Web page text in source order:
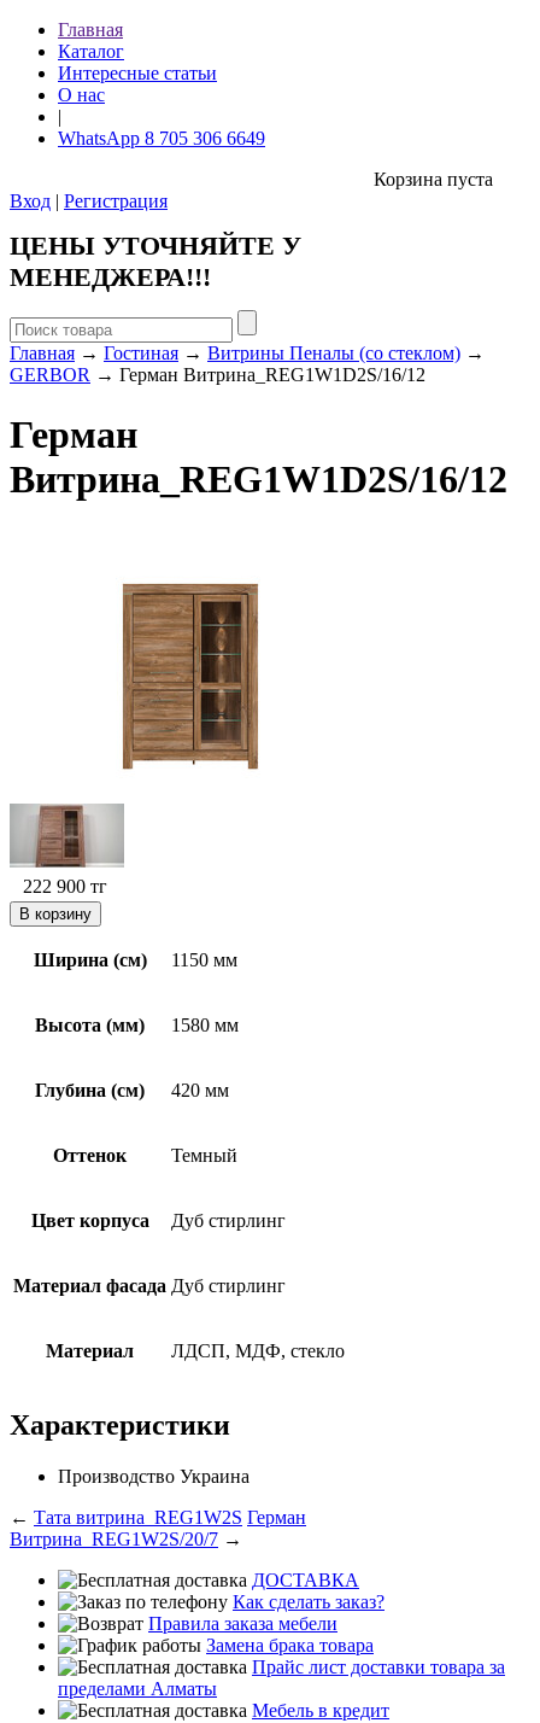
Главная
Каталог
Интересные статьи
О нас
|
WhatsApp 8 705 306 6649
Корзина пуста
Вход | Регистрация
ЦЕНЫ УТОЧНЯЙТЕ У
МЕНЕДЖЕРА!!!
Главная → Гостиная → Витрины Пеналы (со стеклом) →
GERBOR → Герман Витрина_REG1W1D2S/16/12
Герман
Витрина_REG1W1D2S/16/12
222 900 тг
В корзину
Ширина (см) 1150 мм
Высота (мм) 1580 мм
Глубина (см) 420 мм
Оттенок Темный
Цвет корпуса Дуб стирлинг
Материал фасада Дуб стирлинг
Материал ЛДСП, МДФ, стекло
Характеристики
Производство Украина
← Тата витрина_REG1W2S Герман
Витрина_REG1W2S/20/7 →
ДОСТАВКА
Как сделать заказ?
Правила заказа мебели
Замена брака товара
Прайс лист доставки товара за
пределами Алматы
Мебель в кредит